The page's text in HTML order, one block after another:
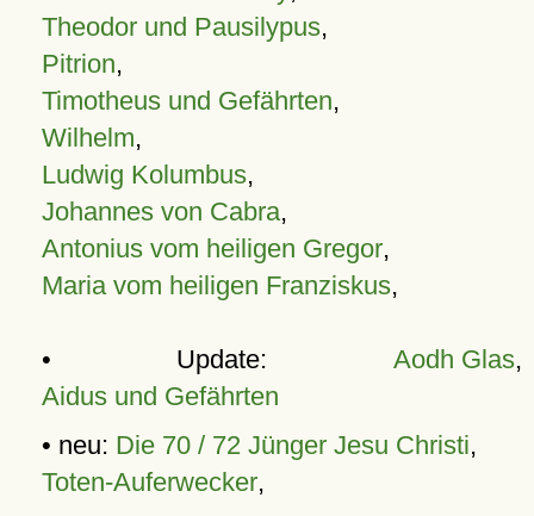
Theodor und Pausilypus,
Pitrion,
Timotheus und Gefährten,
Wilhelm,
Ludwig Kolumbus,
Johannes von Cabra,
Antonius vom heiligen Gregor,
Maria vom heiligen Franziskus,
• Update: Aodh Glas,
Aidus und Gefährten
• neu: Die 70 / 72 Jünger Jesu Christi,
Toten-Auferwecker,